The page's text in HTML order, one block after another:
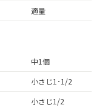
適量
中1個
小さじ1･1/2
小さじ1/2